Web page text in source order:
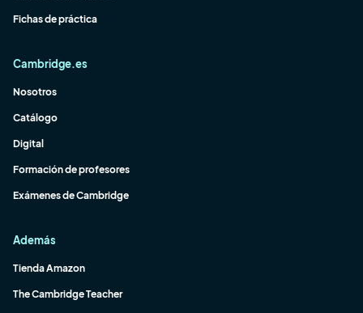
Fichas de práctica
Cambridge.es
Nosotros
Catálogo
Digital
Formación de profesores
Exámenes de Cambridge
Además
Tienda Amazon
The Cambridge Teacher